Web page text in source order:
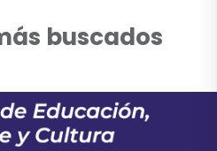
buscados